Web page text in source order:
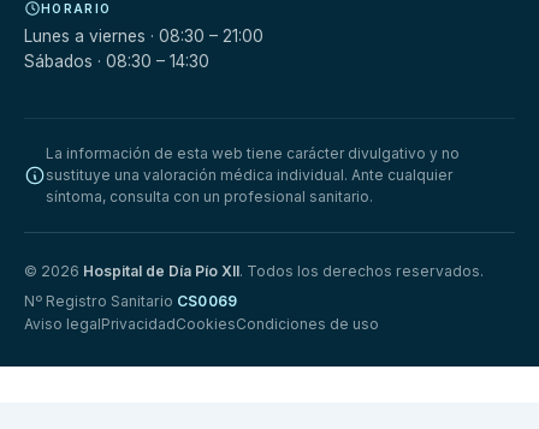
HORARIO
Lunes a viernes · 08:30 – 21:00
Sábados · 08:30 – 14:30
La información de esta web tiene carácter divulgativo y no
sustituye una valoración médica individual. Ante cualquier
síntoma, consulta con un profesional sanitario.
© 2026 Hospital de Día Pío XII. Todos los derechos reservados.
Nº Registro Sanitario CS0069
Aviso legalPrivacidadCookiesCondiciones de uso